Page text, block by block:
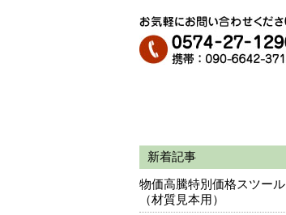
新着記事
物価高騰特別価格スツール
（材質見本用）